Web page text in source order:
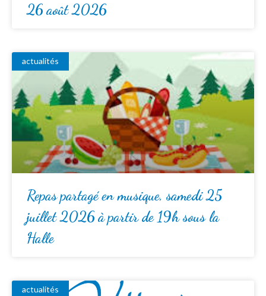
26 août 2026
actualités
Repas partagé en musique, samedi 25
juillet 2026 à partir de 19h sous la
Halle
actualités